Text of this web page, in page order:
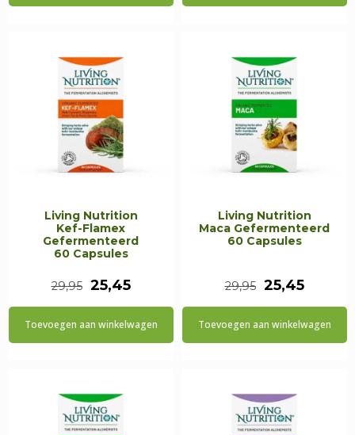
Living Nutrition
Kef-Flamex
Gefermenteerd
60 Capsules
29,95 Oorspronkelijke
prijs
25,45Huidige
prijs
is:
Toevoegen aan winkelwagen
Living Nutrition
Maca Gefermenteerd
60 Capsules
29,95
prijs
25,45
prijs
is:
Toevoegen aan winkelwagen